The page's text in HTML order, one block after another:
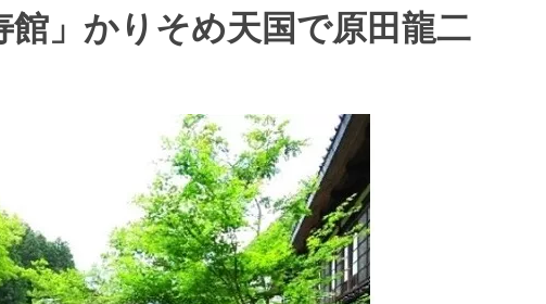
館」かりそめ天国で原田龍二